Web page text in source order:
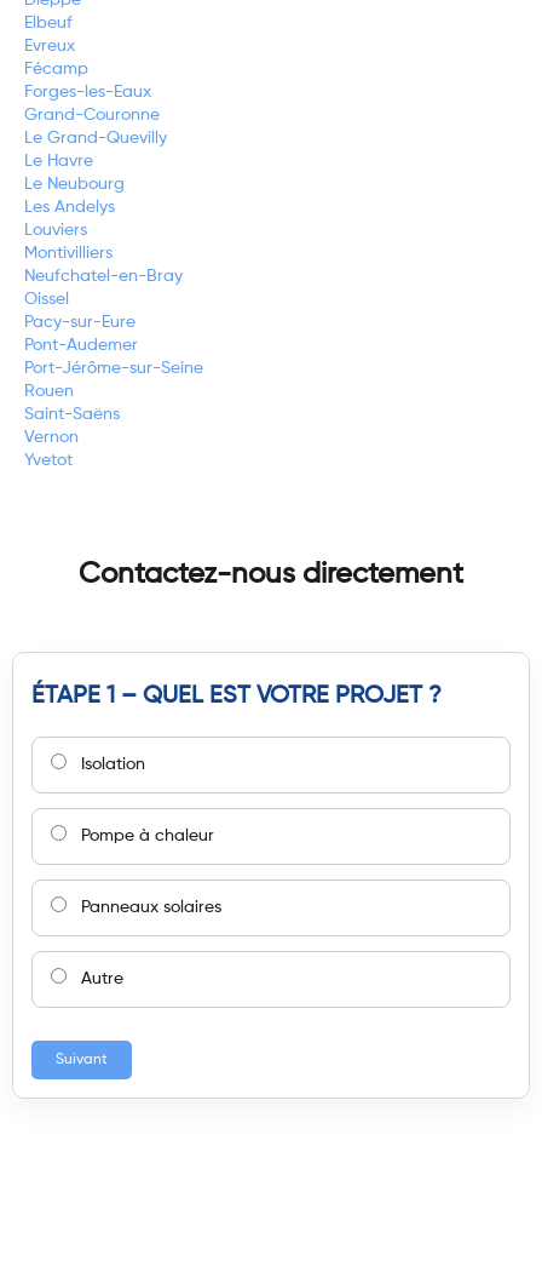
Elbeuf
Evreux
Fécamp
Forges-les-Eaux
Grand-Couronne
Le Grand-Quevilly
Le Havre
Le Neubourg
Les Andelys
Louviers
Montivilliers
Neufchatel-en-Bray
Oissel
Pacy-sur-Eure
Pont-Audemer
Port-Jérôme-sur-Seine
Rouen
Saint-Saëns
Vernon
Yvetot
Contactez-nous directement
ÉTAPE 1 – QUEL EST VOTRE PROJET ?
Isolation
Pompe à chaleur
Panneaux solaires
Autre
Suivant